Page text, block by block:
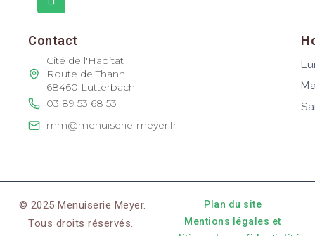
Contact
Cité de l'Habitat
Route de Thann
68460 Lutterbach
03 89 53 68 53
mm@menuiserie-meyer.fr
© 2025 Menuiserie Meyer.
Tous droits réservés.
Plan du site
Mentions légales et